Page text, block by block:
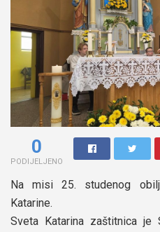
0
PODIJELJENO
Na misi 25. studenog
Katarine.
Sveta Katarina zaštitnica je